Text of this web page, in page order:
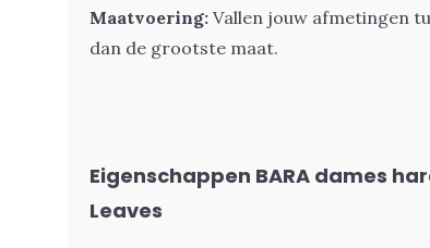
Maatvoering: Vallen jouw afmetingen
dan de grootste maat.
Eigenschappen BARA dames
Leaves